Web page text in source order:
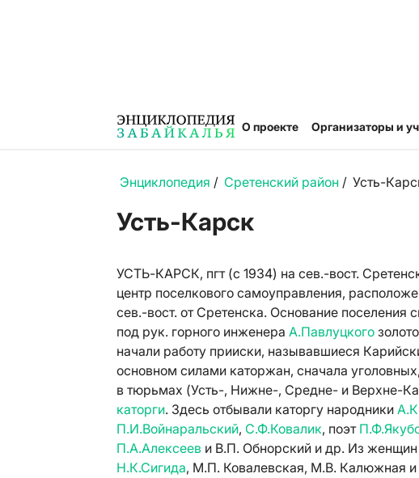
О проекте Организаторы и
Энциклопедия / Сретенский район / Усть-
Усть-Карск
УСТЬ-КАРСК, пгт (с 1934) на сев.-вост.
центр поселкового самоуправления,
сев.-вост. от Сретенска. Основание поселения
под рук. горного инженера А.Павлуцкого
начали работу прииски, называвшиеся
основном силами каторжан, сначала
в тюрьмах (Усть-, Нижне-, Средне- и Верхне-
каторги. Здесь отбывали каторгу народники
П.И.Войнаральский, С.Ф.Ковалик, поэт
П.А.Алексеев и В.П. Обнорский и др. Из женщин
Н.К.Сигида, М.П. Ковалевская, М.В. Калюжная и